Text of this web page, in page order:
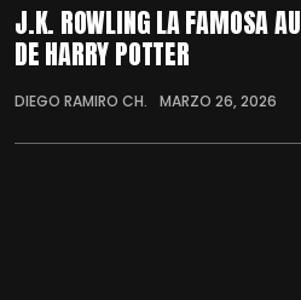
J.K. ROWLING LA FAMOSA
DE HARRY POTTER
DIEGO RAMIRO CH. MARZO 26, 2026